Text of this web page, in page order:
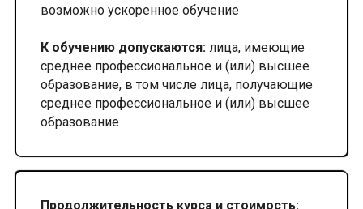
возможно ускоренное обучение
К обучению допускаются: лица, имеющие
среднее профессиональное и (или) высшее
образование, в том числе лица, получающие
среднее профессиональное и (или) высшее
образование
Продолжительность курса и стоимость: